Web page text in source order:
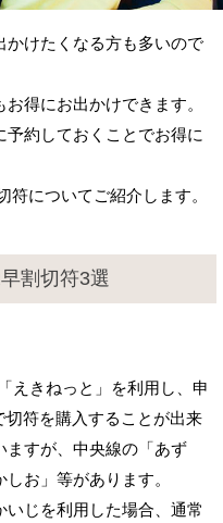
かけたくなる方も多いので
得にお出かけできます。
予約しておくことでお得に
についてご紹介します。
割切符3選
えきねっと」を利用し、申
切符を購入することが出来
ますが、中央線の「あず
お」等があります。
じを利用した場合、通常